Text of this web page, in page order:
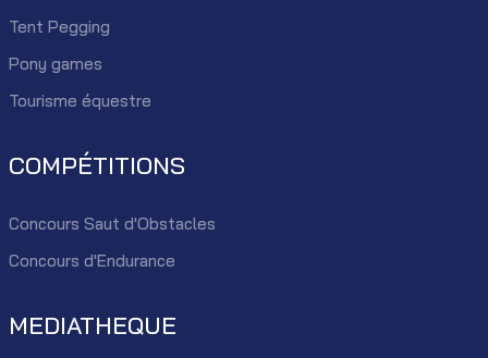
Tent Pegging
Pony games
Tourisme équestre
COMPÉTITIONS
Concours Saut d'Obstacles
Concours d'Endurance
MEDIATHEQUE